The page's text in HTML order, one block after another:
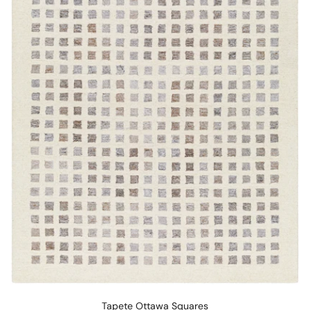
Tapete Ottawa Squares